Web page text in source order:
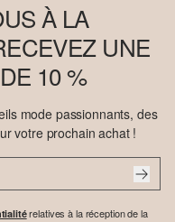
À LA
UNE
10 %
mode passionnants, des
votre prochain achat !
relatives à la réception de la